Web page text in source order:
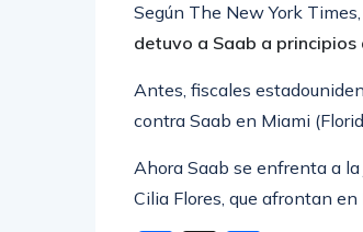
Según The New York Times,
detuvo a Saab a
Antes, fiscales
contra Saab en Miami
Ahora Saab se enfrenta a
Cilia Flores, que afrontan